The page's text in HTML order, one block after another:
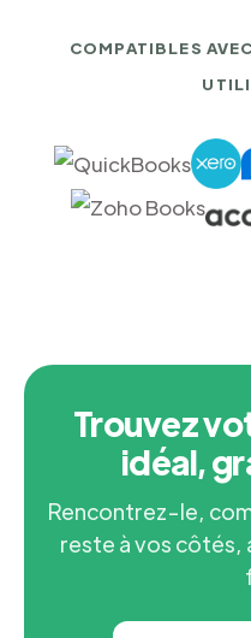
COMPATIBLES
Trouvez
idéal,
Rencontrez-le,
reste à vos côtés,